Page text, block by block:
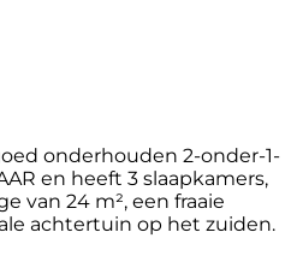
onderhouden 2-onder-1-
en heeft 3 slaapkamers,
van 24 m², een fraaie
achtertuin op het zuiden.